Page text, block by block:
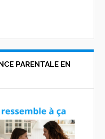
PARENTALE EN